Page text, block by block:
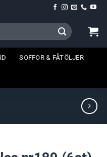
SOFFOR & FÅTÖLJER